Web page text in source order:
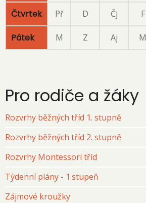
Čtvrtek Př D Čj F
Pátek M Z Aj M
Pro rodiče a žáky
Rozvrhy běžných tříd 1. stupně
Rozvrhy běžných tříd 2. stupně
Rozvrhy Montessori tříd
Týdenní plány - 1.stupeň
Zájmové kroužky